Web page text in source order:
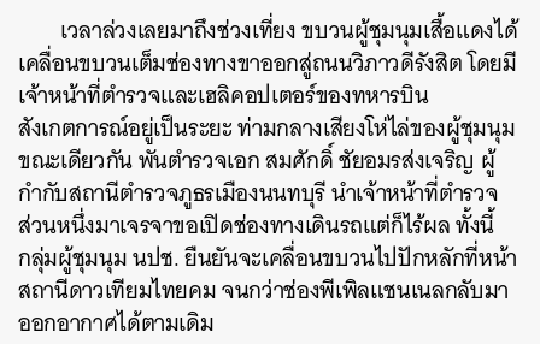
เวลาล่วงเลยมาถึงช่วงเที่ยง ขบวนผู้ชุมนุมเสื้อแดงได้
เคลื่อนขบวนเต็มช่องทางขาออกสู่ถนนวิภาวดีรังสิต โดยมี
เจ้าหน้าที่ตำรวจและเฮลิคอปเตอร์ของทหารบิน
สังเกตการณ์อยู่เป็นระยะ ท่ามกลางเสียงโห่ไล่ของผู้ชุมนุม
ขณะเดียวกัน พันตำรวจเอก สมศักดิ์ ชัยอมรส่งเจริญ ผู้
กำกับสถานีตำรวจภูธรเมืองนนทบุรี นำเจ้าหน้าที่ตำรวจ
ส่วนหนึ่งมาเจรจาขอเปิดช่องทางเดินรถแต่ก็ไร้ผล ทั้งนี้
กลุ่มผู้ชุมนุม นปช. ยืนยันจะเคลื่อนขบวนไปปักหลักที่หน้า
สถานีดาวเทียมไทยคม จนกว่าช่องพีเพิลแชนเนลกลับมา
ออกอากาศได้ตามเดิม